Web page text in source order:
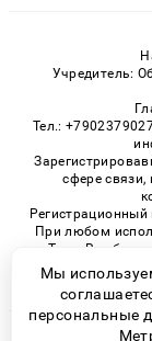
Учредитель:
Тел.:
сфере
При любом
Town.Ru
только
Мы
персональные